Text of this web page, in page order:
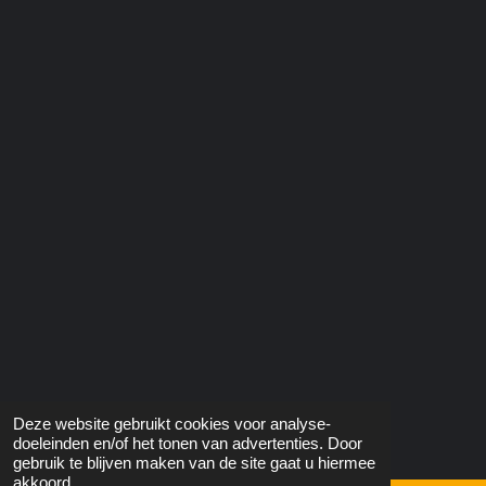
Deze website gebruikt cookies voor analyse-
doeleinden en/of het tonen van advertenties. Door
gebruik te blijven maken van de site gaat u hiermee
akkoord.